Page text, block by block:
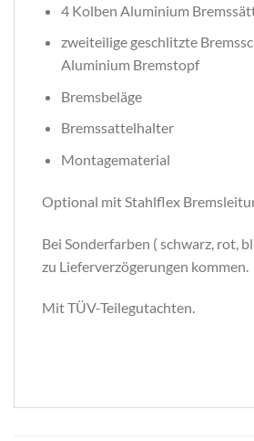
4 Kolben Aluminium
zweiteilige geschlitzte
Aluminium Bremstopf
Bremsbeläge
Bremssattelhalter
Montagematerial
Optional mit Stahlflex
Bei Sonderfarben ( schwarz, rot,
zu Lieferverzögerungen kommen.
Mit TÜV-Teilegutachten.